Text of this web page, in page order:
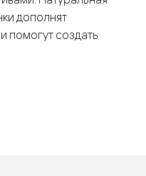
дополнят
помогут создать